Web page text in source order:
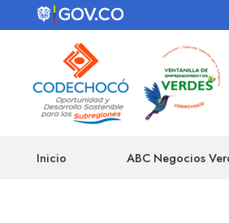
Inicio ABC Negocios